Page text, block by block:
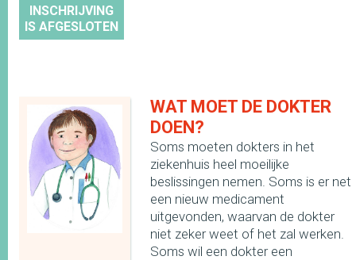
INSCHRIJVING
IS AFGESLOTEN
WAT MOET DE DOKTER
DOEN?
Soms moeten dokters in het
ziekenhuis heel moeilijke
beslissingen nemen. Soms is er net
een nieuw medicament
uitgevonden, waarvan de dokter
niet zeker weet of het zal werken.
Soms wil een dokter een